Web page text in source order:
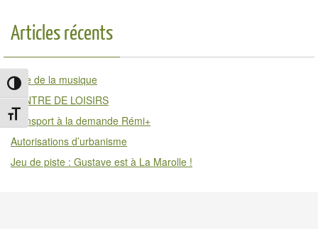
Passer en contraste élevé
Changer la taille de la police
Articles récents
Fête de la musique
CENTRE DE LOISIRS
Transport à la demande Rémi+
Autorisations d’urbanisme
Jeu de piste : Gustave est à La Marolle !